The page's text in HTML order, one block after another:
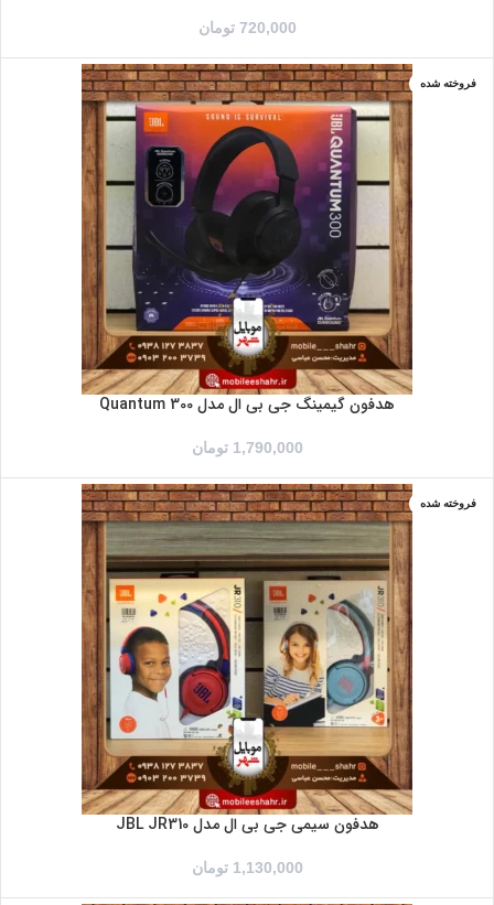
720,000 تومان
فروخته شده
هدفون گیمینگ جی بی ال مدل Quantum 300
1,790,000 تومان
فروخته شده
هدفون سیمی جی بی ال مدل JBL JR310
1,130,000 تومان